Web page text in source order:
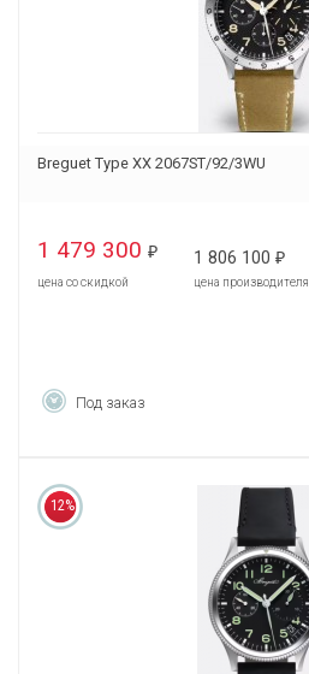
Breguet Type XX 2067ST/92/3WU
1 479 300 ₽
цена со скидкой
1 806 100 ₽
цена производителя
Под заказ
12%